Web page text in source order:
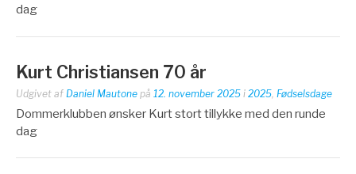
dag
Kurt Christiansen 70 år
Udgivet af Daniel Mautone på 12. november 2025 i 2025 Fødselsdage
Dommerklubben ønsker Kurt stort tillykke med den runde
dag